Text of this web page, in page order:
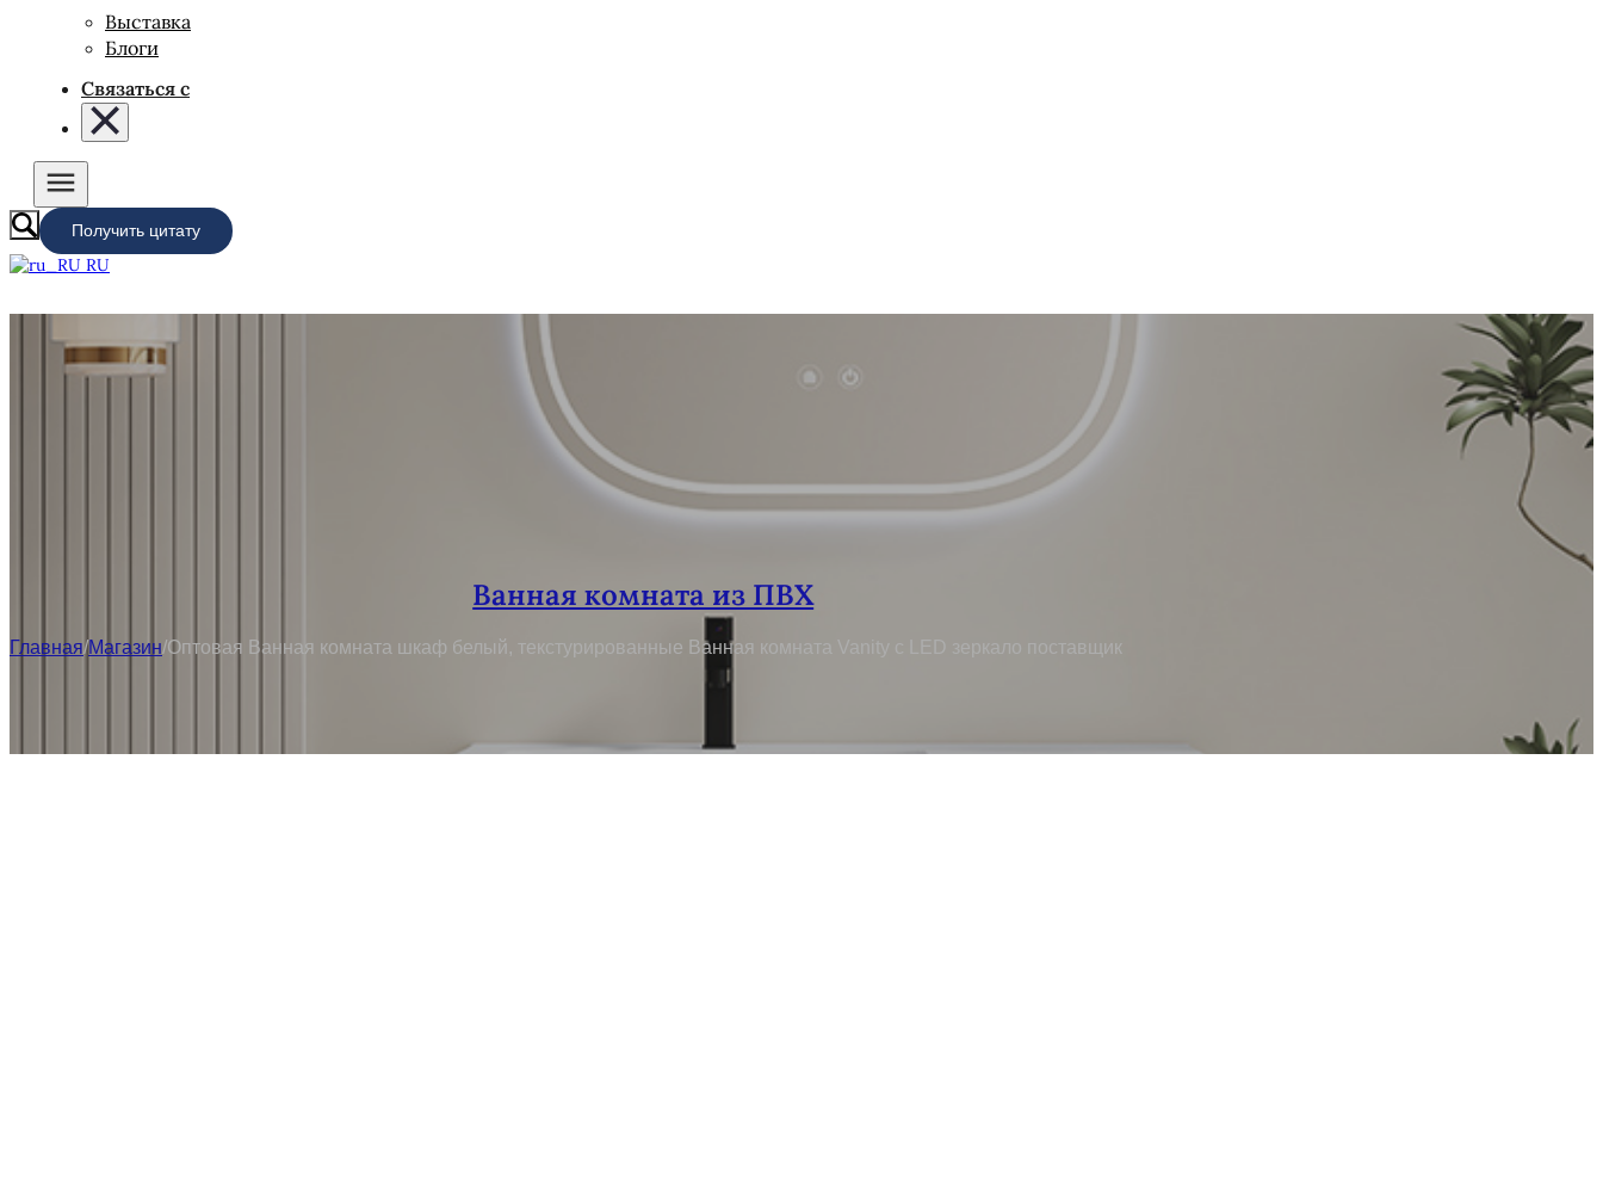
Выставка
Блоги
Связаться с
Получить цитату
RU
Ванная комната из ПВХ
Главная/Магазин/Оптовая Ванная комната шкаф белый, текстурированные Ванная комната Vanity с LED зеркало поставщик